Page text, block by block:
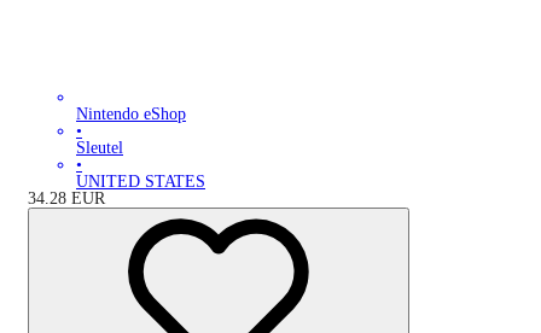
Nintendo eShop
•
Sleutel
•
UNITED STATES
34.28 EUR